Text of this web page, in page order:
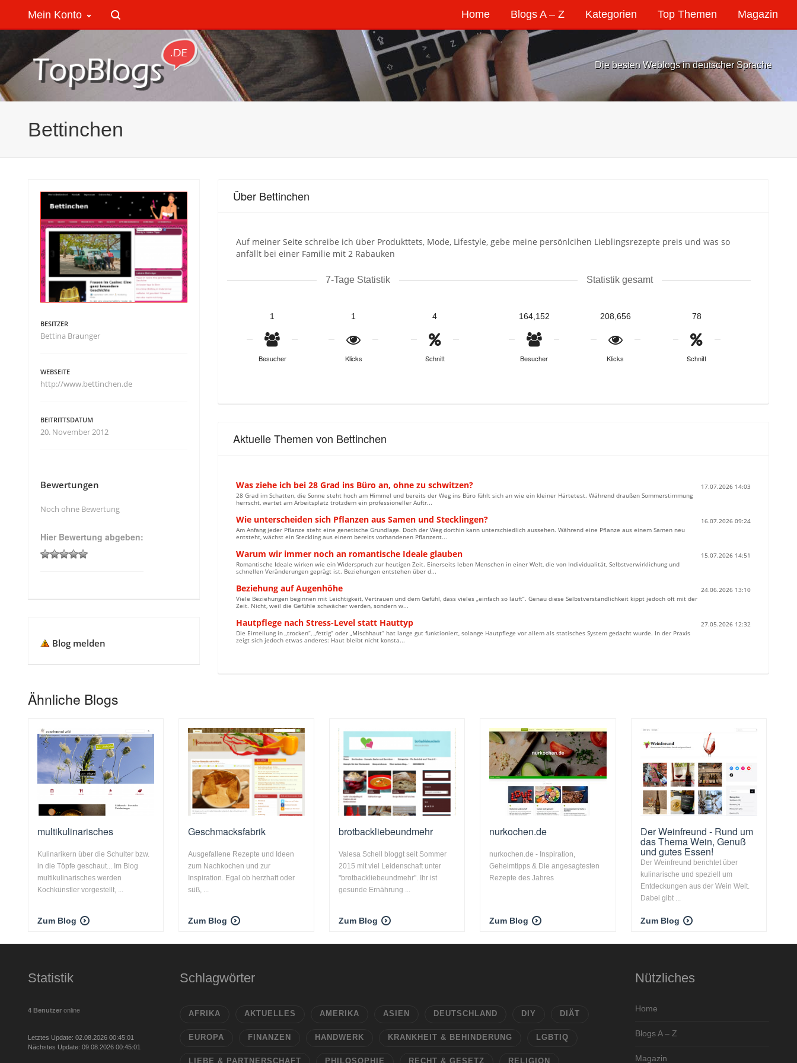
Home Blogs A – Z Kategorien Top Themen Magazin
Mein Konto
Die besten Weblogs in deutscher Sprache
Bettinchen
Über Bettinchen
Auf meiner Seite schreibe ich über Produkttets, Mode, Lifestyle, gebe meine persönlcihen Lieblingsrezepte preis und was so
anfällt bei einer Familie mit 2 Rabauken
7-Tage Statistik
1
Besucher
1
Klicks
4
Schnitt
Statistik gesamt
164,152
Besucher
208,656
Klicks
78
Schnitt
Aktuelle Themen von Bettinchen
Was ziehe ich bei 28 Grad ins Büro an, ohne zu schwitzen?
17.07.2026 14:03
28 Grad im Schatten, die Sonne steht hoch am Himmel und bereits der Weg ins Büro fühlt sich an wie ein kleiner Härtetest. Während draußen Sommerstimmung
herrscht, wartet am Arbeitsplatz trotzdem ein professioneller Auftr...
Wie unterscheiden sich Pflanzen aus Samen und Stecklingen?
16.07.2026 09:24
Am Anfang jeder Pflanze steht eine genetische Grundlage. Doch der Weg dorthin kann unterschiedlich aussehen. Während eine Pflanze aus einem Samen neu
entsteht, wächst ein Steckling aus einem bereits vorhandenen Pflanzent...
Warum wir immer noch an romantische Ideale glauben
15.07.2026 14:51
Romantische Ideale wirken wie ein Widerspruch zur heutigen Zeit. Einerseits leben Menschen in einer Welt, die von Individualität, Selbstverwirklichung und
schnellen Veränderungen geprägt ist. Beziehungen entstehen über d...
Beziehung auf Augenhöhe
24.06.2026 13:10
Viele Beziehungen beginnen mit Leichtigkeit, Vertrauen und dem Gefühl, dass vieles „einfach so läuft“. Genau diese Selbstverständlichkeit kippt jedoch oft mit der
Zeit. Nicht, weil die Gefühle schwächer werden, sondern w...
Hautpflege nach Stress-Level statt Hauttyp
27.05.2026 12:32
Die Einteilung in „trocken“, „fettig“ oder „Mischhaut“ hat lange gut funktioniert, solange Hautpflege vor allem als statisches System gedacht wurde. In der Praxis
zeigt sich jedoch etwas anderes: Haut bleibt nicht konsta...
BESITZER
Bettina Braunger
WEBSEITE
http://www.bettinchen.de
BEITRITTSDATUM
20. November 2012
Bewertungen
Noch ohne Bewertung
Hier Bewertung abgeben:
Blog melden
Ähnliche Blogs
multikulinarisches
Kulinarikern über die Schulter bzw.
in die Töpfe geschaut... Im Blog
multikulinarisches werden
Kochkünstler vorgestellt, ...
Zum Blog
Geschmacksfabrik
Ausgefallene Rezepte und Ideen
zum Nachkochen und zur
Inspiration. Egal ob herzhaft oder
süß, ...
Zum Blog
brotbackliebeundmehr
Valesa Schell bloggt seit Sommer
2015 mit viel Leidenschaft unter
"brotbackliebeundmehr". Ihr ist
gesunde Ernährung ...
Zum Blog
nurkochen.de
nurkochen.de - Inspiration,
Geheimtipps & Die angesagtesten
Rezepte des Jahres
Zum Blog
Der Weinfreund - Rund um
das Thema Wein, Genuß
und gutes Essen!
Der Weinfreund berichtet über
kulinarische und speziell um
Entdeckungen aus der Wein Welt.
Dabei gibt ...
Zum Blog
Statistik
4 Benutzer online
Letztes Update: 02.08.2026 00:45:01
Nächstes Update: 09.08.2026 00:45:01
Schlagwörter
AFRIKA AKTUELLES AMERIKA ASIEN DEUTSCHLAND DIY DIÄT
EUROPA FINANZEN HANDWERK KRANKHEIT & BEHINDERUNG LGBTIQ
LIEBE & PARTNERSCHAFT PHILOSOPHIE RECHT & GESETZ RELIGION
Nützliches
Home
Blogs A – Z
Magazin